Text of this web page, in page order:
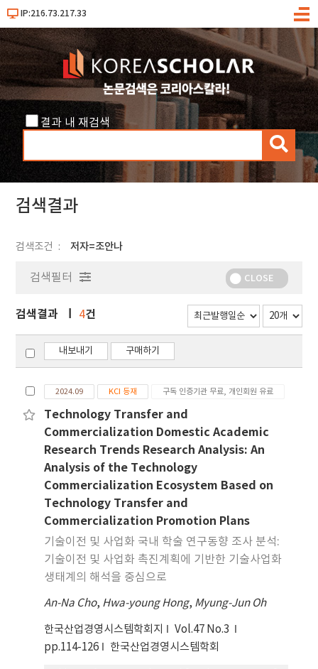
IP:216.73.217.33
메
결과 내 재검색
검
색
검색결과
검색조건 저자=조안나
검색필터 CLOSE
검색결과 4건
내보내기 구매하기
2024.09 KCI 등재 구독 인증기관 무료, 개인회원 유료
Technology Transfer and
Commercialization Domestic Academic
Research Trends Research Analysis: An
Analysis of the Technology
Commercialization Ecosystem Based on
Technology Transfer and
Commercialization Promotion Plans
기술이전 및 사업화 국내 학술 연구동향 조사 분석:
기술이전 및 사업화 촉진계획에 기반한 기술사업화
생태계의 해석을 중심으로
An-Na Cho, Hwa-young Hong, Myung-Jun Oh
한국산업경영시스템학회지
Vol.47 No.3
pp.114-126
한국산업경영시스템학회